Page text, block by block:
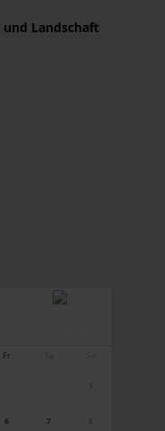
Landschaft
Fr
1
6 7 8